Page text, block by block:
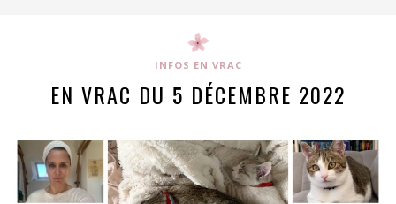
INFOS EN VRAC
EN VRAC DU 5 DÉCEMBRE 2022